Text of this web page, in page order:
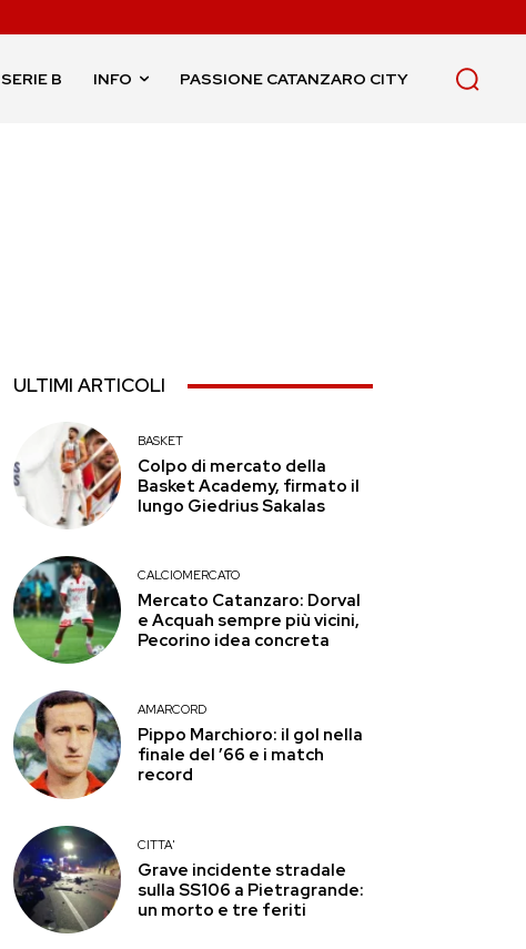
SERIE B INFO PASSIONE CATANZARO CITY
ULTIMI ARTICOLI
BASKET
Colpo di mercato della
Basket Academy, firmato il
lungo Giedrius Sakalas
CALCIOMERCATO
Mercato Catanzaro: Dorval
e Acquah sempre più vicini,
Pecorino idea concreta
AMARCORD
Pippo Marchioro: il gol nella
finale del ’66 e i match
record
CITTA'
Grave incidente stradale
sulla SS106 a Pietragrande:
un morto e tre feriti